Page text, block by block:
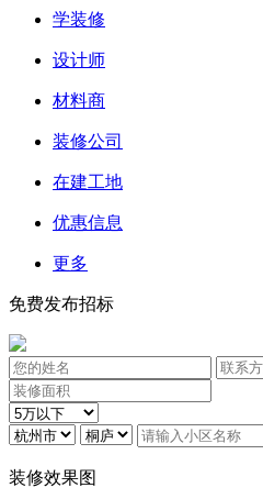
学装修
设计师
材料商
装修公司
在建工地
优惠信息
更多
免费发布招标
装修效果图